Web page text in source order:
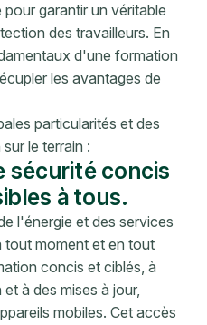
garantir un véritable
des travailleurs. En
d'une formation
les avantages de
particularités et des
le terrain :
sécurité concis
à tous.
l'énergie et des services
tout moment et en tout
concis et ciblés, à
à des mises à jour,
mobiles. Cet accès